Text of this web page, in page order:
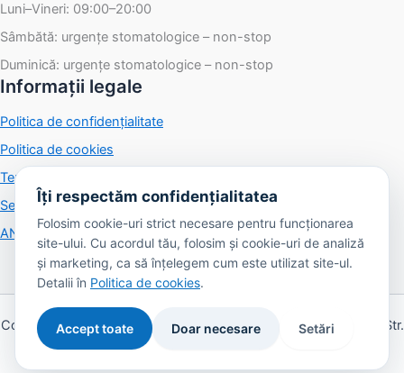
Îți respectăm confidențialitatea
Folosim cookie-uri strict necesare pentru funcționarea
site-ului. Cu acordul tău, folosim și cookie-uri de analiză
și marketing, ca să înțelegem cum este utilizat site-ul.
Detalii în Politica de cookies.
Accept toate Doar necesare Setări
Luni–Vineri: 09:00–20:00
Sâmbătă: urgențe stomatologice – non-stop
Duminică: urgențe stomatologice – non-stop
Informații legale
Politica de confidențialitate
Politica de cookies
Termeni și condiții
Setări cookies
ANPC ·SOL
Copyright © 2026 Imperial Dent Clinic S.R.L. · CUI 36827794 · Str.
Arieș nr. 5, Timișoara ·